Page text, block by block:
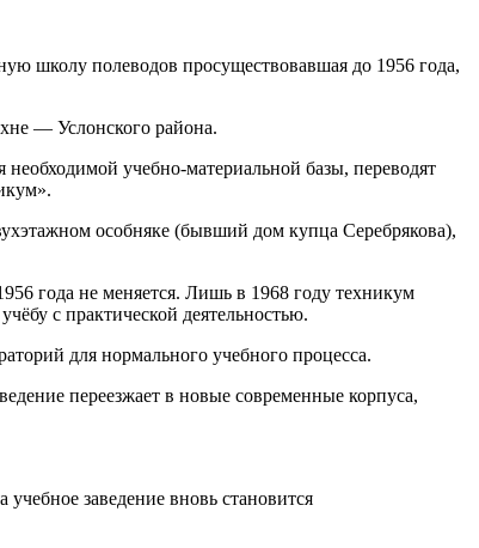
школу полеводов просуществовавшая до 1956 года,
— Услонского района.
учебно-материальной базы, переводят
особняке (бывший дом купца Серебрякова),
года не меняется. Лишь в 1968 году техникум
с практической деятельностью.
для нормального учебного процесса.
переезжает в новые современные корпуса,
заведение вновь становится